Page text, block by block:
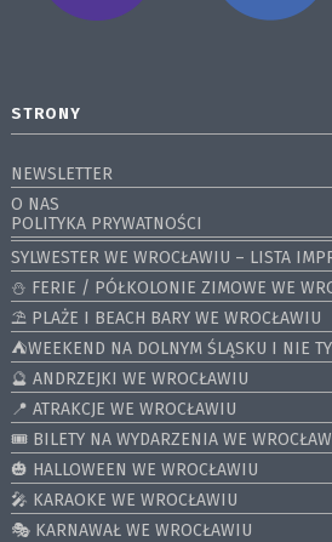
STRONY
NEWSLETTER
O NAS
POLITYKA PRYWATNOŚCI
SYLWESTER WE WROCŁAWIU – LISTA
⛄️ FERIE / PÓŁKOLONIE ZIMOWE WE
⛱️ PLAŻE I BEACH BARY WE WROCŁAWIU
⛺️WEEKEND NA DOLNYM ŚLĄSKU I NIE
🔮 ANDRZEJKI WE WROCŁAWIU
📍 ATRAKCJE WE WROCŁAWIU
🎟️ BILETY NA WYDARZENIA WE
🎃 HALLOWEEN WE WROCŁAWIU
🎤 KARAOKE WE WROCŁAWIU
🎭 KARNAWAŁ WE WROCŁAWIU